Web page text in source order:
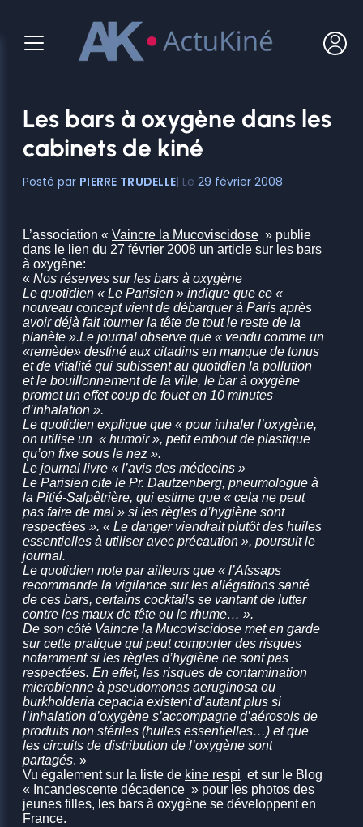
contenu
Les bars à oxygène dans les
cabinets de kiné
PIERRE TRUDELLE 29 février 2008
L’association « Vaincre la Mucoviscidose » publie
dans le lien du 27 février 2008 un article sur les bars
à oxygène:
« Nos réserves sur les bars à oxygène
Le quotidien « Le Parisien » indique que ce «
nouveau concept vient de débarquer à Paris après
avoir déjà fait tourner la tête de tout le reste de la
planète ».Le journal observe que « vendu comme un
«remède» destiné aux citadins en manque de tonus
et de vitalité qui subissent au quotidien la pollution
et le bouillonnement de la ville, le bar à oxygène
promet un effet coup de fouet en 10 minutes
d’inhalation ».
Le quotidien explique que « pour inhaler l’oxygène,
on utilise un « humoir », petit embout de plastique
qu’on fixe sous le nez ».
Le journal livre « l’avis des médecins »
Le Parisien cite le Pr. Dautzenberg, pneumologue à
la Pitié-Salpêtrière, qui estime que « cela ne peut
pas faire de mal » si les règles d’hygiène sont
respectées ». « Le danger viendrait plutôt des huiles
essentielles à utiliser avec précaution », poursuit le
journal.
Le quotidien note par ailleurs que « l’Afssaps
recommande la vigilance sur les allégations santé
de ces bars, certains cocktails se vantant de lutter
contre les maux de tête ou le rhume… ».
De son côté Vaincre la Mucoviscidose met en garde
sur cette pratique qui peut comporter des risques
notamment si les règles d’hygiène ne sont pas
respectées. En effet, les risques de contamination
microbienne à pseudomonas aeruginosa ou
burkholderia cepacia existent d’autant plus si
l’inhalation d’oxygène s’accompagne d’aérosols de
produits non stériles (huiles essentielles…) et que
les circuits de distribution de l’oxygène sont
partagés. »
Vu également sur la liste de kine respi et sur le Blog
« Incandescente décadence » pour les photos des
jeunes filles, les bars à oxygène se développent en
France.